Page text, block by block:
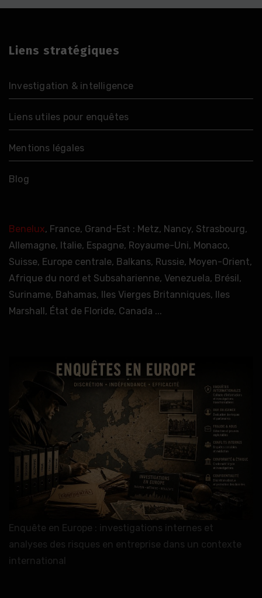
Liens stratégiques
Investigation & intelligence
Liens utiles pour enquêtes
Mentions légales
Blog
Benelux, France, Grand-Est : Metz, Nancy, Strasbourg,
Allemagne, Italie, Espagne, Royaume-Uni, Monaco,
Suisse, Europe centrale, Balkans, Russie, Moyen-Orient,
Afrique du nord et Subsaharienne, Venezuela, Brésil,
Suriname, Bahamas, Iles Vierges Britanniques, Iles
Marshall, État de Floride, Canada ...
Enquête en Europe : investigations internes et
analyses des risques en entreprise dans un contexte
international